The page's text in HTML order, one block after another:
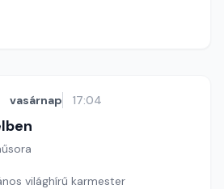
vasárnap 17:04
világhírű karmester